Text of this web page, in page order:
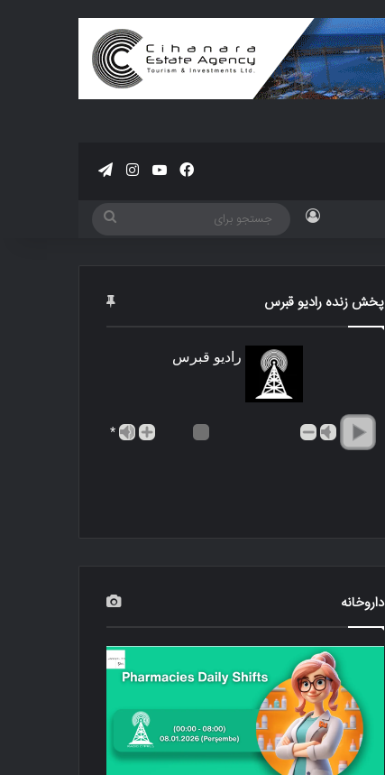
فیسبوکیوتیوباینستاگرام
پخش زنده رادیو قبرس
رادیو قبرس
*
داروخانه